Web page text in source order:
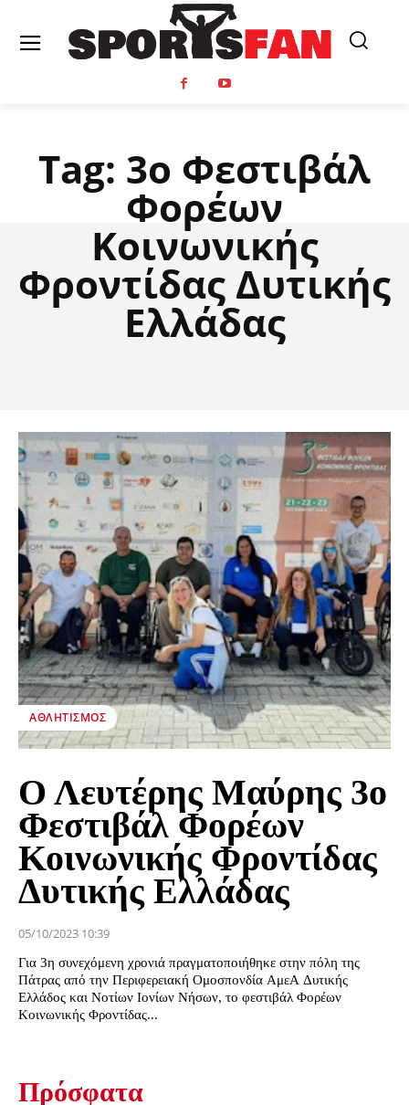
Tag: 3ο Φεστιβάλ
Φορέων
Κοινωνικής
Φροντίδας Δυτικής
Ελλάδας
ΑΘΛΗΤΙΣΜΌΣ
Ο Λευτέρης Μαύρης 3ο
Φεστιβάλ Φορέων
Κοινωνικής Φροντίδας
Δυτικής Ελλάδας
05/10/2023 10:39
Για 3η συνεχόμενη χρονιά πραγματοποιήθηκε στην πόλη της
Πάτρας από την Περιφερειακή Ομοσπονδία ΑμεΑ Δυτικής
Ελλάδος και Νοτίων Ιονίων Νήσων, το φεστιβάλ Φορέων
Κοινωνικής Φροντίδας...
Πρόσφατα